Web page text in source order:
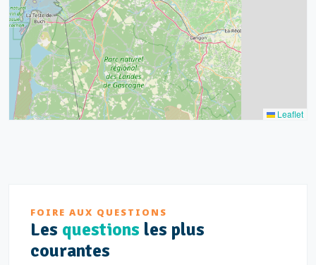
3
2
Leaflet
FOIRE AUX QUESTIONS
Les questions les plus
courantes